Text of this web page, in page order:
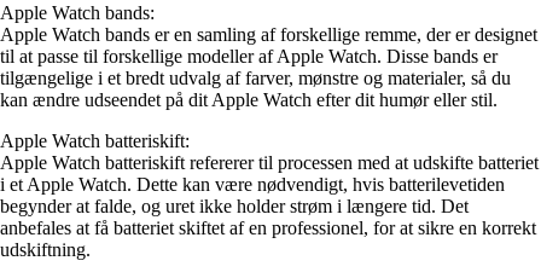
Apple Watch bands:
Apple Watch bands er en samling af forskellige remme, der er designet
til at passe til forskellige modeller af Apple Watch. Disse bands er
tilgængelige i et bredt udvalg af farver, mønstre og materialer, så du
kan ændre udseendet på dit Apple Watch efter dit humør eller stil.
Apple Watch batteriskift:
Apple Watch batteriskift refererer til processen med at udskifte batteriet
i et Apple Watch. Dette kan være nødvendigt, hvis batterilevetiden
begynder at falde, og uret ikke holder strøm i længere tid. Det
anbefales at få batteriet skiftet af en professionel, for at sikre en korrekt
udskiftning.